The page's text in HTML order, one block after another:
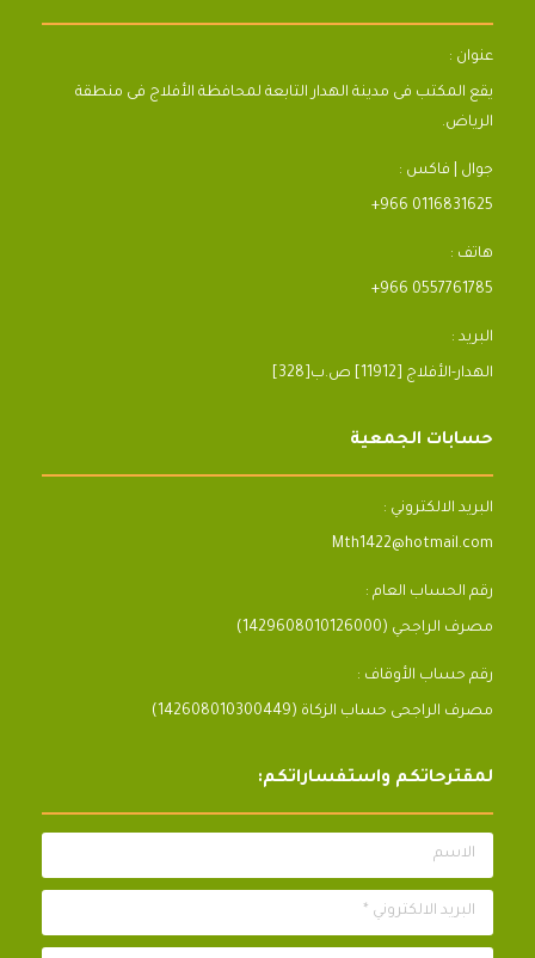
عنوان :
يقع المكتب فى مدينة الهدار التابعة لمحافظة الأفلاج فى منطقة
الرياض.
جوال | فاكس :
+966 0116831625
هاتف :
+966 0557761785
البريد :
[328]الهدار-الأفلاج [11912] ص.ب
حسابات الجمعية
البريد الالكتروني :
Mth1422@hotmail.com
رقم الحساب العام :
مصرف الراجحي (1429608010126000)
رقم حساب الأوقاف :
مصرف الراجحى حساب الزكاة (142608010300449)
لمقترحاتكم واستفساراتكم:
الاسم
البريد الالكتروني *